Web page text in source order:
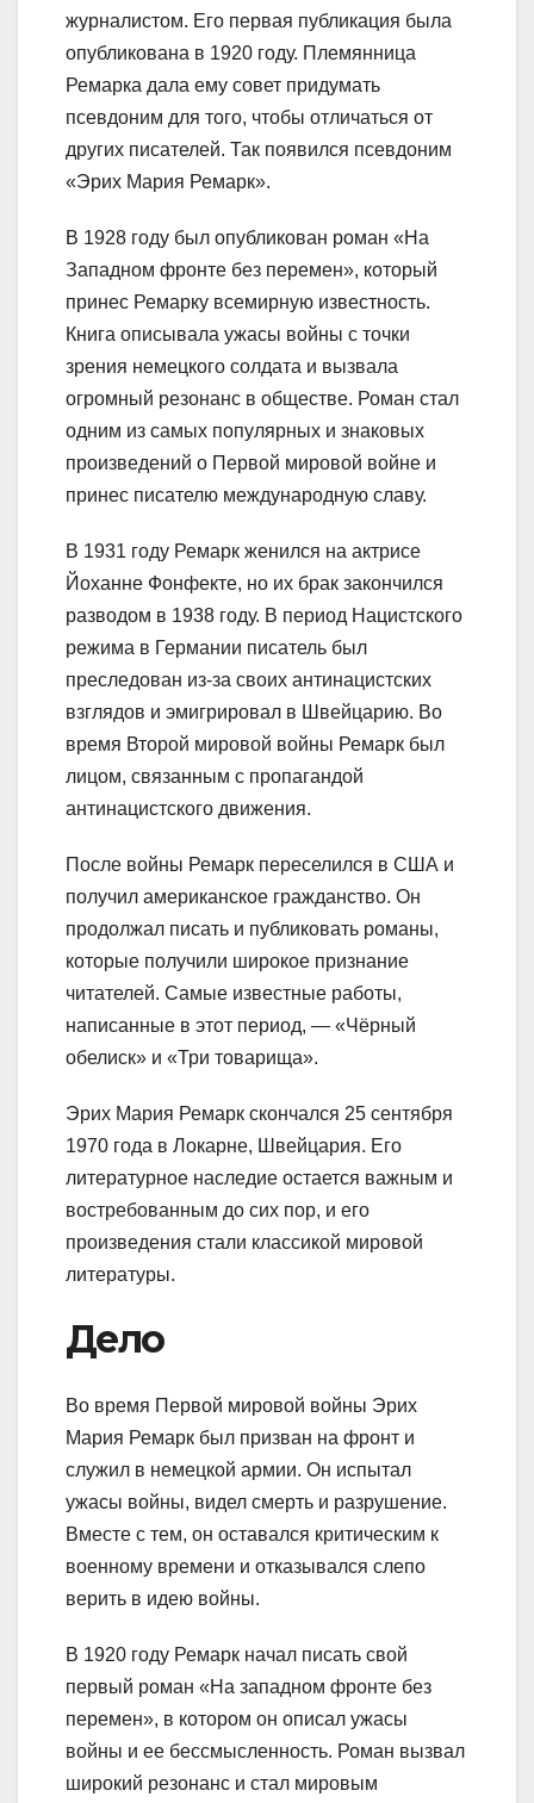
журналистом. Его первая публикация была
опубликована в 1920 году. Племянница
Ремарка дала ему совет придумать
псевдоним для того, чтобы отличаться от
других писателей. Так появился псевдоним
«Эрих Мария Ремарк».
В 1928 году был опубликован роман «На
Западном фронте без перемен», который
принес Ремарку всемирную известность.
Книга описывала ужасы войны с точки
зрения немецкого солдата и вызвала
огромный резонанс в обществе. Роман стал
одним из самых популярных и знаковых
произведений о Первой мировой войне и
принес писателю международную славу.
В 1931 году Ремарк женился на актрисе
Йоханне Фонфекте, но их брак закончился
разводом в 1938 году. В период Нацистского
режима в Германии писатель был
преследован из-за своих антинацистских
взглядов и эмигрировал в Швейцарию. Во
время Второй мировой войны Ремарк был
лицом, связанным с пропагандой
антинацистского движения.
После войны Ремарк переселился в США и
получил американское гражданство. Он
продолжал писать и публиковать романы,
которые получили широкое признание
читателей. Самые известные работы,
написанные в этот период, — «Чёрный
обелиск» и «Три товарища».
Эрих Мария Ремарк скончался 25 сентября
1970 года в Локарне, Швейцария. Его
литературное наследие остается важным и
востребованным до сих пор, и его
произведения стали классикой мировой
литературы.
Дело
Во время Первой мировой войны Эрих
Мария Ремарк был призван на фронт и
служил в немецкой армии. Он испытал
ужасы войны, видел смерть и разрушение.
Вместе с тем, он оставался критическим к
военному времени и отказывался слепо
верить в идею войны.
В 1920 году Ремарк начал писать свой
первый роман «На западном фронте без
перемен», в котором он описал ужасы
войны и ее бессмысленность. Роман вызвал
широкий резонанс и стал мировым